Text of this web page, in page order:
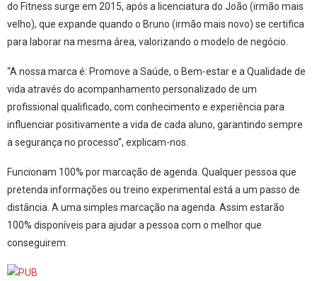
do Fitness surge em 2015, após a licenciatura do João (irmão mais
velho), que expande quando o Bruno (irmão mais novo) se certifica
para laborar na mesma área, valorizando o modelo de negócio.
“A nossa marca é: Promove a Saúde, o Bem-estar e a Qualidade de
vida através do acompanhamento personalizado de um
profissional qualificado, com conhecimento e experiência para
influenciar positivamente a vida de cada aluno, garantindo sempre
a segurança no processo”, explicam-nos.
Funcionam 100% por marcação de agenda. Qualquer pessoa que
pretenda informações ou treino experimental está a um passo de
distância. A uma simples marcação na agenda. Assim estarão
100% disponíveis para ajudar a pessoa com o melhor que
conseguirem.